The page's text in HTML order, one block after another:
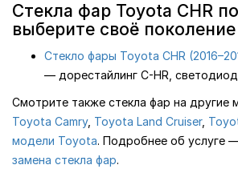
Стекла фар Toyota CHR
выберите своё поколение
Стекло фары Toyota CHR
— дорестайлинг C-HR,
Смотрите также стекла фар на другие
Toyota Camry, Toyota Land Cruiser,
модели Toyota. Подробнее об услуге
замена стекла фар.